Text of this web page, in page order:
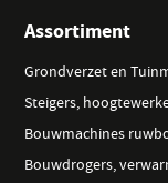
Assortiment
Grondverzet en
Steigers,
Bouwmachines
Bouwdrogers,